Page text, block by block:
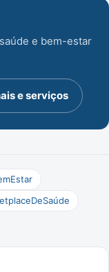
e bem-estar
e serviços